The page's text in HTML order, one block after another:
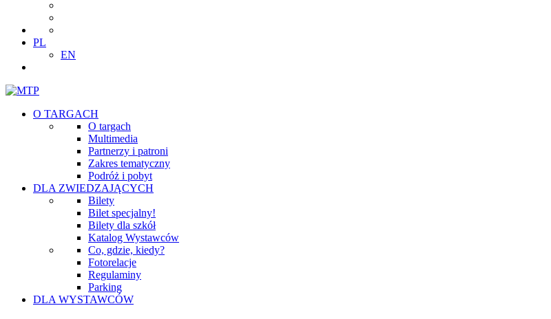
PL
EN
O TARGACH
O targach
Multimedia
Partnerzy i patroni
Zakres tematyczny
Podróż i pobyt
DLA ZWIEDZAJĄCYCH
Bilety
Bilet specjalny!
Bilety dla szkół
Katalog Wystawców
Co, gdzie, kiedy?
Fotorelacje
Regulaminy
Parking
DLA WYSTAWCÓW